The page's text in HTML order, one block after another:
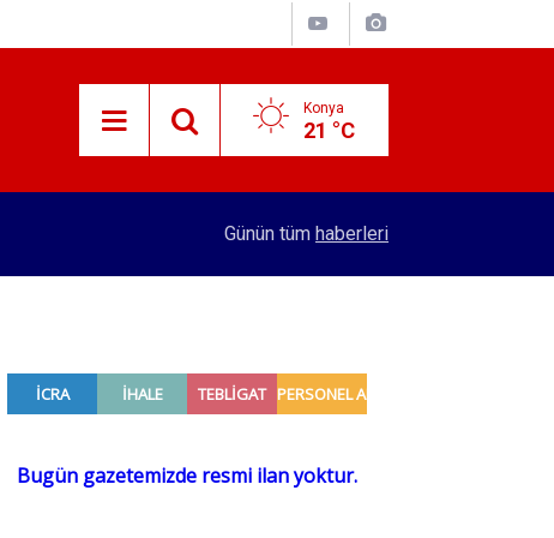
Konya
21 °C
Başkan Pekyatırmacı’dan esnaf ziyareti
Günün tüm haberleri